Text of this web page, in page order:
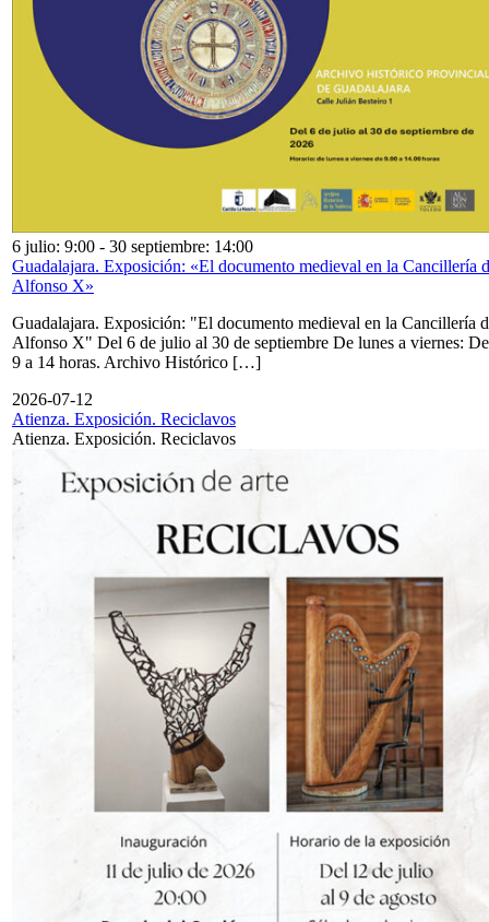
6 julio: 9:00 - 30 septiembre: 14:00
Guadalajara. Exposición: «El documento medieval en la Cancillería
Alfonso X»
Guadalajara. Exposición: "El documento medieval en la Cancillería
Alfonso X" Del 6 de julio al 30 de septiembre De lunes a viernes: De
9 a 14 horas. Archivo Histórico […]
2026-07-12
Atienza. Exposición. Reciclavos
Atienza. Exposición. Reciclavos